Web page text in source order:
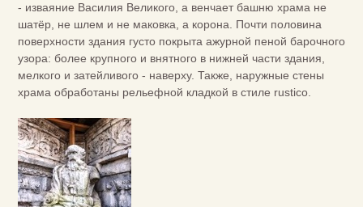
- изваяние Василия Великого, а венчает башню храма не
шатёр, не шлем и не маковка, а корона. Почти половина
поверхности здания густо покрыта ажурной пеной барочного
узора: более крупного и внятного в нижней части здания,
мелкого и затейливого - наверху. Также, наружные стены
храма обработаны рельефной кладкой в стиле rustico.